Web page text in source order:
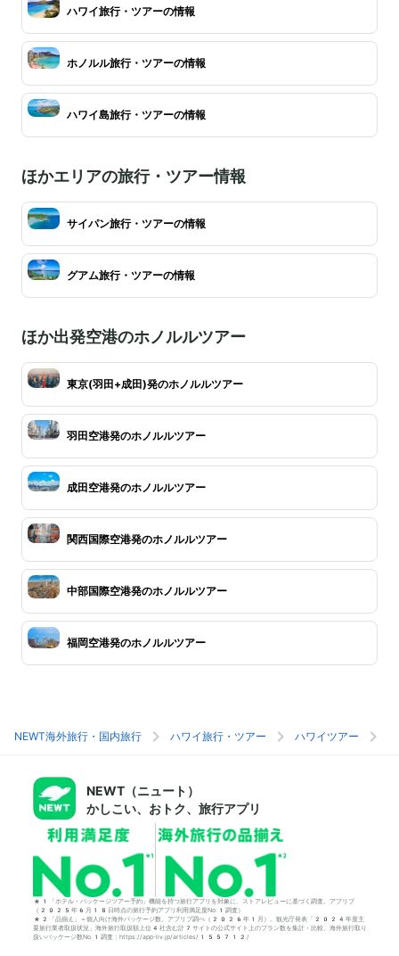
ハワイ旅行・ツアーの情報
ホノルル旅行・ツアーの情報
ハワイ島旅行・ツアーの情報
ほかエリアの旅行・ツアー情報
サイパン旅行・ツアーの情報
グアム旅行・ツアーの情報
ほか出発空港のホノルルツアー
東京(羽田+成田)発のホノルルツアー
羽田空港発のホノルルツアー
成田空港発のホノルルツアー
関西国際空港発のホノルルツアー
中部国際空港発のホノルルツアー
福岡空港発のホノルルツアー
NEWT海外旅行・国内旅行 ハワイ旅行・ツアー ハワイツアー
NEWT（ニュート）
かしこい、おトク、旅行アプリ
*1「ホテル・パッケージツアー予約」機能を持つ旅行アプリを対象に、ストアレビューに基づく調査。アプリブ
（2025年6月18日時点の旅行予約アプリ利用満足度No.1調査）
*2「品揃え」＝個人向け海外パッケージ数。アプリブ調べ（2026年1月）。観光庁発表「2024年度主
要旅行業者取扱状況」海外旅行取扱額上位4社含む計7サイトの公式サイト上のプラン数を集計・比較。海外旅行取り
扱いパッケージ数No.1調査：https://app-liv.jp/articles/155712/